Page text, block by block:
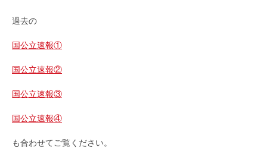
過去の
国公立速報①
国公立速報②
国公立速報③
国公立速報④
も合わせてご覧ください。